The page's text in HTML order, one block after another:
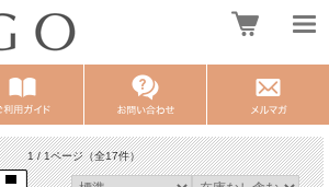
1 / 1ページ（全17件）